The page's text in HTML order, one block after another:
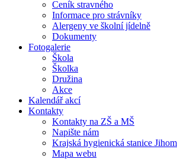
Ceník stravného
Informace pro strávníky
Alergeny ve školní jídelně
Dokumenty
Fotogalerie
Škola
Školka
Družina
Akce
Kalendář akcí
Kontakty
Kontakty na ZŠ a MŠ
Napište nám
Krajská hygienická stanice
Mapa webu